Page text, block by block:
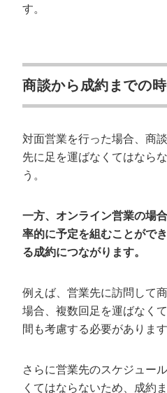
す。
商談から成約までの
対面営業を行った場合、商
先に足を運ばなくてはなら
う。
一方、オンライン営業の場
率的に予定を組むことがで
る成約につながります。
例えば、営業先に訪問して
場合、複数回足を運ばなく
間も考慮する必要があります
さらに営業先のスケジュー
くてはならないため、成約